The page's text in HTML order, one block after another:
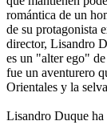
romántica de un
de su protagonista
director, Lisandro
es un "alter ego"
fue un aventurero
Orientales y la
Lisandro Duque ha